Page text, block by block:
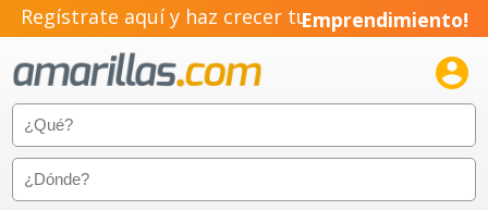
Regístrate aquí y haz crecer tuEmprendimiento!
